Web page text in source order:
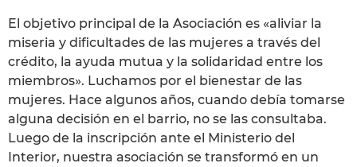
El objetivo principal de la Asociación es «aliviar la
miseria y dificultades de las mujeres a través del
crédito, la ayuda mutua y la solidaridad entre los
miembros». Luchamos por el bienestar de las
mujeres. Hace algunos años, cuando debía tomarse
alguna decisión en el barrio, no se las consultaba.
Luego de la inscripción ante el Ministerio del
Interior, nuestra asociación se transformó en un